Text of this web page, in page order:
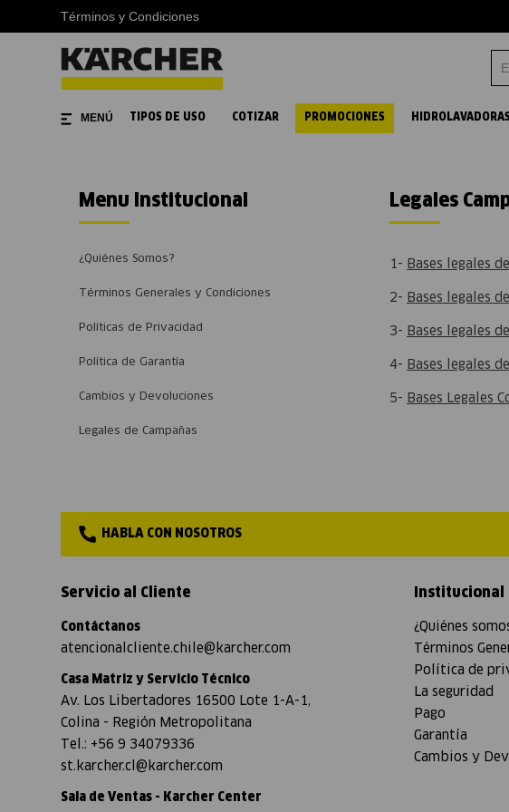
Términos y Condiciones
TIPOS DE USO COTIZAR PROMOCIONES
Menu Institucional
¿Quiénes Somos?
Términos Generales y Condiciones
Políticas de Privacidad
Política de Garantía
Cambios y Devoluciones
Legales de Campañas
Legales
1- Bases legales
2- Bases legales
3- Bases legales
4- Bases legales
5- Bases Legales
HABLA CON NOSOTROS
Servicio al Cliente
Contáctanos
atencionalcliente.chile@karcher.com
Casa Matriz y Servicio Técnico
Av. Los Libertadores 16500 Lote 1-A-1,
Colina - Región Metropolitana
Tel.: +56 9 34079336
st.karcher.cl@karcher.com
Sala de Ventas - Karcher Center
Institucional
¿Quiénes
Términos
Política de
La seguridad
Pago
Garantía
Cambios y